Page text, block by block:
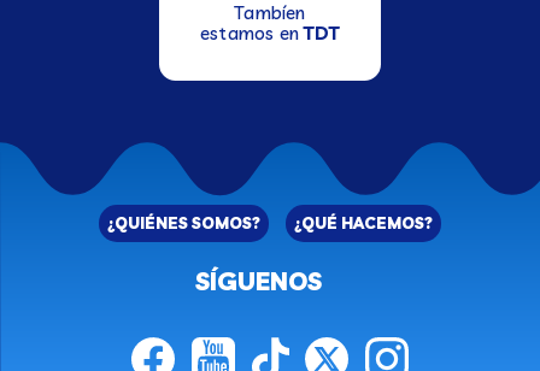
Tambíen
estamos enTDT
¿QUIÉNES SOMOS? ¿QUÉ HACEMOS?
SÍGUENOS